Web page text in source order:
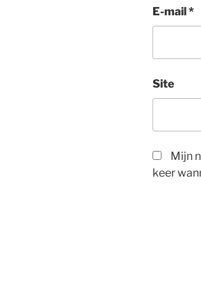
E-mail*
Site
Mijn
keer